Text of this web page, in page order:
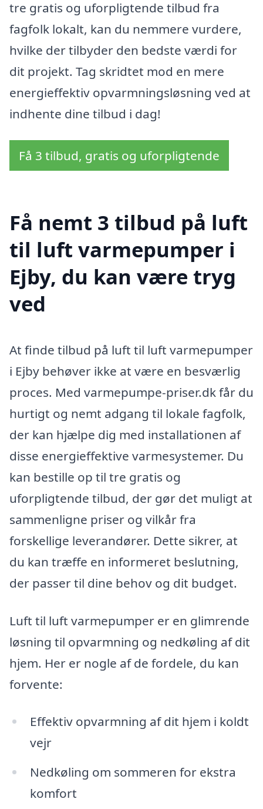
tre gratis og uforpligtende tilbud fra
fagfolk lokalt, kan du nemmere vurdere,
hvilke der tilbyder den bedste værdi for
dit projekt. Tag skridtet mod en mere
energieffektiv opvarmningsløsning ved at
indhente dine tilbud i dag!
Få 3 tilbud, gratis og uforpligtende
Få nemt 3 tilbud på luft
til luft varmepumper i
Ejby, du kan være tryg
ved
At finde tilbud på luft til luft varmepumper
i Ejby behøver ikke at være en besværlig
proces. Med varmepumpe-priser.dk får du
hurtigt og nemt adgang til lokale fagfolk,
der kan hjælpe dig med installationen af
disse energieffektive varmesystemer. Du
kan bestille op til tre gratis og
uforpligtende tilbud, der gør det muligt at
sammenligne priser og vilkår fra
forskellige leverandører. Dette sikrer, at
du kan træffe en informeret beslutning,
der passer til dine behov og dit budget.
Luft til luft varmepumper er en glimrende
løsning til opvarmning og nedkøling af dit
hjem. Her er nogle af de fordele, du kan
forvente:
Effektiv opvarmning af dit hjem i koldt
vejr
Nedkøling om sommeren for ekstra
komfort